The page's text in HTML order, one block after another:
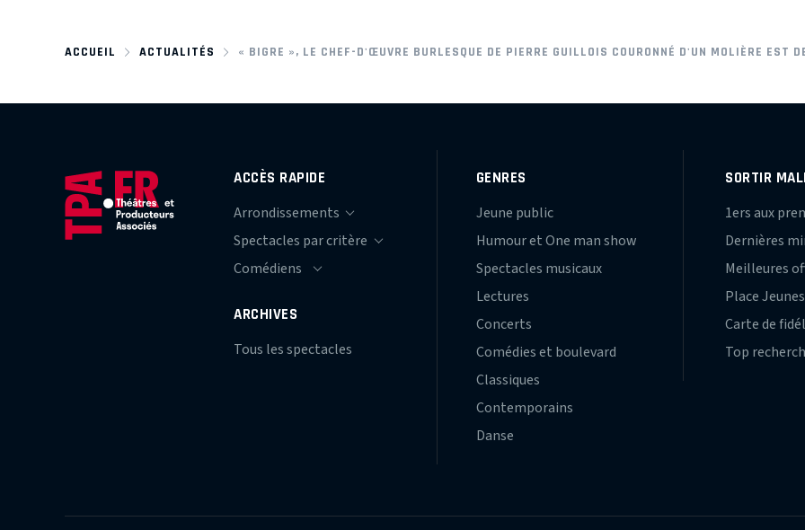
ACCUEIL ACTUALITÉS « BIGRE », LE CHEF-D'ŒUVRE BURLESQUE DE PIERRE GUILLOIS COURONNÉ D'UN MOLIÈRE EST
ACCÈS RAPIDE
ARCHIVES
Tous les spectacles
GENRES
Jeune public
Humour et One man show
Spectacles musicaux
Lectures
Concerts
Comédies et boulevard
Classiques
Contemporains
Danse
SORTIR
1ers aux
Dernières
Meilleures
Place Jeunes
Carte de
Top